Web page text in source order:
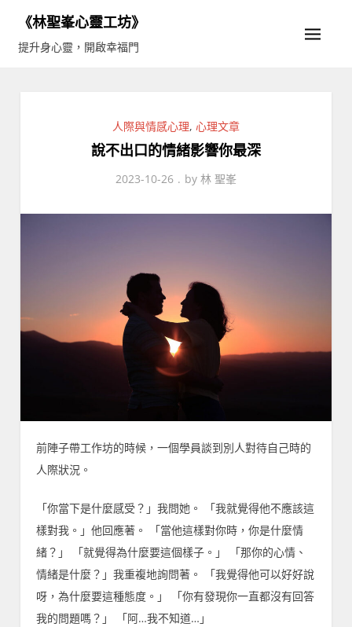
content
《林聖峯心靈工坊》
提升身心靈，開啟幸福門
人際與情感心理, 心理文章
說不出口的情緒影響你最深
2023-10-26 by 林 聖峯
前陣子帶工作坊的時候，一個學員談到別人對待自己時的
人際狀況。
「你當下是什麼感受？」我問她。 「我就覺得他不應該這
樣對我。」他回應著。 「當他這樣對你時，你是什麼情
緒？」 「就覺得為什麼要這個樣子。」 「那你的心情、
情緒是什麼？」我重複地詢問著。 「我覺得他可以好好說
呀，為什麼要這種態度。」 「你有發現你一直都沒有回答
我的問題嗎？」 「阿…我不知道…」